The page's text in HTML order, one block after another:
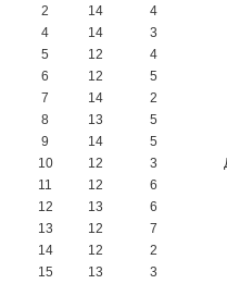
2
14 4
4
14 3
5
12 4
6
12 5
7
14 2
8
13 5
9
14 5
10
12 3
11
12 6
12
13 6
13
12 7
14
12 2
15
13 3